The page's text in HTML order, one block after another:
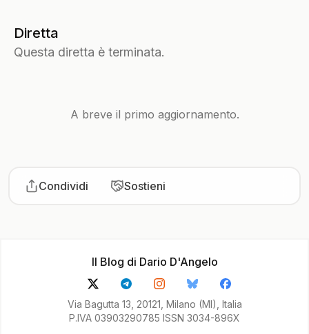
Diretta
Questa diretta è terminata.
A breve il primo aggiornamento.
Condividi Sostieni
Il Blog di Dario D'Angelo
Via Bagutta 13, 20121, Milano (MI), Italia
P.IVA 03903290785 ISSN 3034-896X